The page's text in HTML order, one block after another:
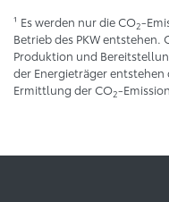
¹ Es werden nur die CO2-
Betrieb des PKW entstehen.
Produktion und
der Energieträger
Ermittlung der CO2-